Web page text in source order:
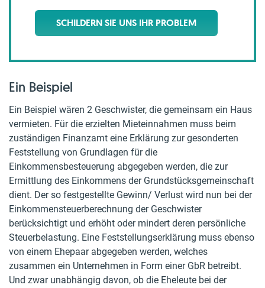
SCHILDERN SIE UNS IHR PROBLEM
Ein Beispiel
Ein Beispiel wären 2 Geschwister, die gemeinsam ein Haus
vermieten. Für die erzielten Mieteinnahmen muss beim
zuständigen Finanzamt eine Erklärung zur gesonderten
Feststellung von Grundlagen für die
Einkommensbesteuerung abgegeben werden, die zur
Ermittlung des Einkommens der Grundstücksgemeinschaft
dient. Der so festgestellte Gewinn/ Verlust wird nun bei der
Einkommensteuerberechnung der Geschwister
berücksichtigt und erhöht oder mindert deren persönliche
Steuerbelastung. Eine Feststellungserklärung muss ebenso
von einem Ehepaar abgegeben werden, welches
zusammen ein Unternehmen in Form einer GbR betreibt.
Und zwar unabhängig davon, ob die Eheleute bei der